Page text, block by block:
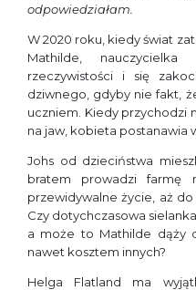
odpowiedziałam.
W 2020 roku, kiedy świat
Mathilde,
rzeczywistości i się
dziwnego, gdyby nie fakt,
uczniem. Kiedy przychodzi
na jaw, kobieta postanawia
Johs od dzieciństwa
bratem prowadzi farmę
przewidywalne życie, aż
Czy dotychczasowa
a może to Mathilde dąży
nawet kosztem innych?
Helga Flatland ma